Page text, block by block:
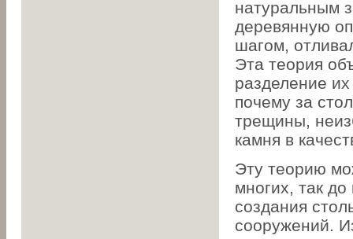
натуральным
деревянную
шагом,
Эта теория
разделение
почему за
трещины,
камня в
Эту теорию
многих, так
создания
сооружений.